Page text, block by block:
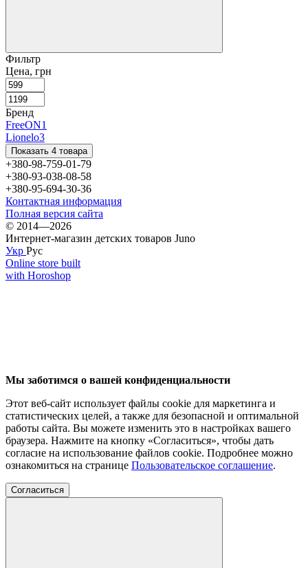
Фильтр
Цена, грн
Бренд
FreeON1
Lionelo3
Показать 4 товара
+380-98-759-01-79
+380-93-038-08-58
+380-95-694-30-36
Контактная информация
Полная версия сайта
© 2014—2026
Интернет-магазин детских товаров Juno
Укр Рус
Online store built
with Horoshop
Мы заботимся о вашей конфиденциальности
Этот веб-сайт использует файлы cookie для маркетинга и
статистических целей, а также для безопасной и оптимальной
работы сайта. Вы можете изменить это в настройках вашего
браузера. Нажмите на кнопку «Согласиться», чтобы дать
согласие на использование файлов cookie. Подробнее можно
ознакомиться на странице Пользовательское соглашение.
Согласиться